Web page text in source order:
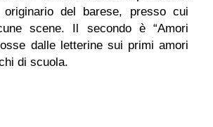
originario del barese, presso cui
scene. Il secondo è “Amori
dalle letterine sui primi amori
di scuola.